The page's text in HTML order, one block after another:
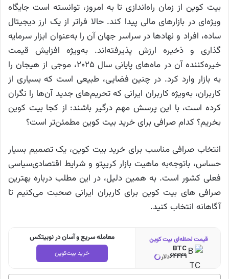
بیت کوین از زمان راه‌اندازی تا به امروز، توانسته است جایگاه
ویژه‌ای در بازارهای مالی پیدا کند. حالا فراتر از یک ارز دیجیتال
ساده، افراد و نهادها در سراسر جهان آن را به‌عنوان ابزار سرمایه
گذاری و ذخیره ارزش پذیرفته‌اند. به‌ویژه افزایش قیمت
خیره‌کننده آن در ماه‌های پایانی سال ۲۰۲۵، موجی از هیجان را
به بازار وارد کرد. در چنین فضایی، طبیعی است که بسیاری از
کاربران، به‌ویژه کاربران ایرانی که تحریم‌های جدید آن‌ها را نگران
کرده است، با این پرسش مهم درگیر باشند: از کجا بیت کوین
بخریم؟ کدام صرافی برای خرید بیت کوین مطمئن‌تر است؟
انتخاب صرافی مناسب برای خرید بیت کوین، یک تصمیم بسیار
حساس، باتوجه‌به ماهیت بازار کریپتو و شرایط اقتصادی‌سیاسی
فعلی کشور است. به همین دلیل، در این مطلب درباره بهترین
صرافی های بیت کوین برای کاربران ایرانی صحبت می‌کنیم تا
آگاهانه انتخاب کنید.
معامله سریع و آسان در نوبیتکس
خرید بیت‌کوین
قیمت لحظه‌ای بیت کوین
BTC
64449دلار